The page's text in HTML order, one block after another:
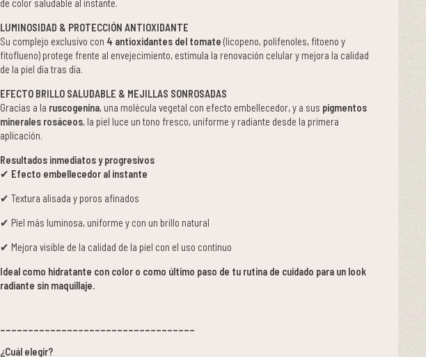
de color saludable al instante.
LUMINOSIDAD & PROTECCIÓN ANTIOXIDANTE
Su complejo exclusivo con 4 antioxidantes del tomate (licopeno, polifenoles, fitoeno y
fitoflueno) protege frente al envejecimiento, estimula la renovación celular y mejora la calidad
de la piel día tras día.
EFECTO BRILLO SALUDABLE & MEJILLAS SONROSADAS
Gracias a la ruscogenina, una molécula vegetal con efecto embellecedor, y a sus pigmentos
minerales rosáceos, la piel luce un tono fresco, uniforme y radiante desde la primera
aplicación.
Resultados inmediatos y progresivos
✔ Efecto embellecedor al instante
✔ Textura alisada y poros afinados
✔ Piel más luminosa, uniforme y con un brillo natural
✔ Mejora visible de la calidad de la piel con el uso continuo
Ideal como hidratante con color o como último paso de tu rutina de cuidado para un look
radiante sin maquillaje.
___________________________________
¿Cuál elegir?